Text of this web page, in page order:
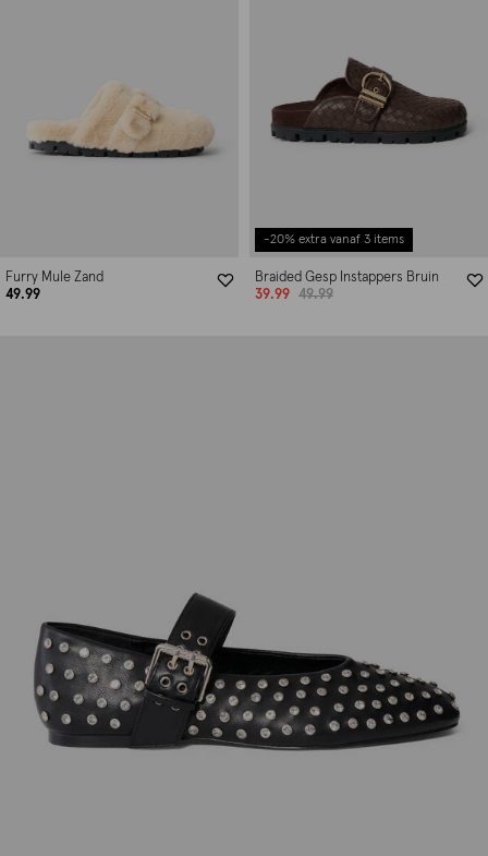
Furry Mule Zand
49.99
-20% extra vanaf 3 items
Braided Gesp Instappers Bruin
39.99
49.99